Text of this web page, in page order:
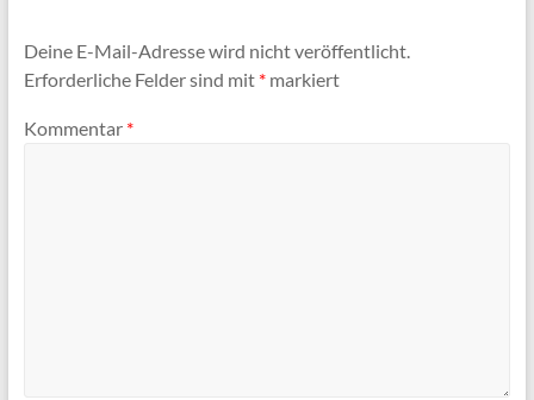
Deine E-Mail-Adresse wird nicht veröffentlicht.
Erforderliche Felder sind mit *markiert
Kommentar *